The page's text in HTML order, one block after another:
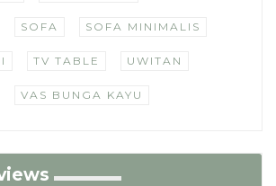
SOFA SOFA MINIMALIS
TV TABLE UWITAN
VAS BUNGA KAYU